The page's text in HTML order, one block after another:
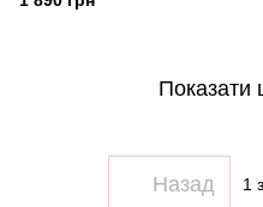
Показати
Назад 1